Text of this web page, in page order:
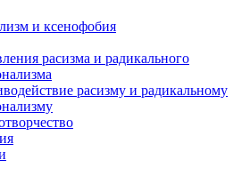
и ксенофобия
расизма и радикального
расизму и радикальному